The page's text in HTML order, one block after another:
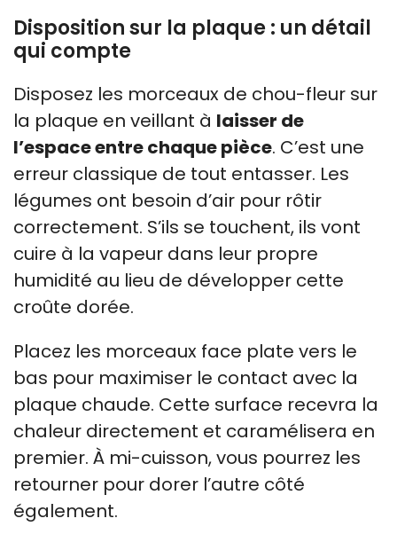
Disposition sur la plaque : un détail
qui compte
Disposez les morceaux de chou-fleur sur
la plaque en veillant à laisser de
l’espace entre chaque pièce. C’est une
erreur classique de tout entasser. Les
légumes ont besoin d’air pour rôtir
correctement. S’ils se touchent, ils vont
cuire à la vapeur dans leur propre
humidité au lieu de développer cette
croûte dorée.
Placez les morceaux face plate vers le
bas pour maximiser le contact avec la
plaque chaude. Cette surface recevra la
chaleur directement et caramélisera en
premier. À mi-cuisson, vous pourrez les
retourner pour dorer l’autre côté
également.